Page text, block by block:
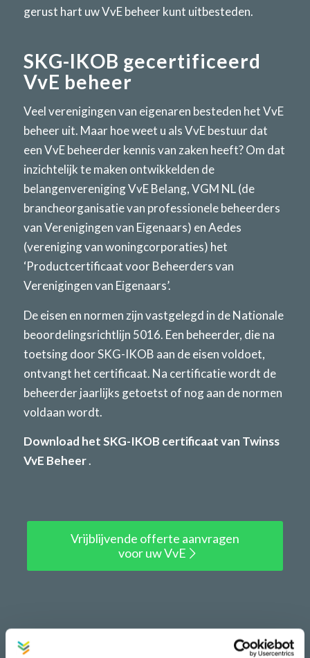
gerust hart uw VvE beheer kunt uitbesteden.
SKG-IKOB gecertificeerd
VvE beheer
Veel verenigingen van eigenaren besteden het VvE
beheer uit. Maar hoe weet u als VvE bestuur dat
een VvE beheerder kennis van zaken heeft? Om dat
inzichtelijk te maken ontwikkelden de
belangenvereniging VvE Belang, VGM NL (de
brancheorganisatie van professionele beheerders
van Verenigingen van Eigenaars) en Aedes
(vereniging van woningcorporaties) het
‘Productcertificaat voor Beheerders van
Verenigingen van Eigenaars’.
De eisen en normen zijn vastgelegd in de Nationale
beoordelingsrichtlijn 5016. Een beheerder, die na
toetsing door SKG-IKOB aan de eisen voldoet,
ontvangt het certificaat. Na certificatie wordt de
beheerder jaarlijks getoetst of nog aan de normen
voldaan wordt.
Download het SKG-IKOB certificaat van Twinss
VvE Beheer.
Vrijblijvende offerte aanvragen
voor uw VvE